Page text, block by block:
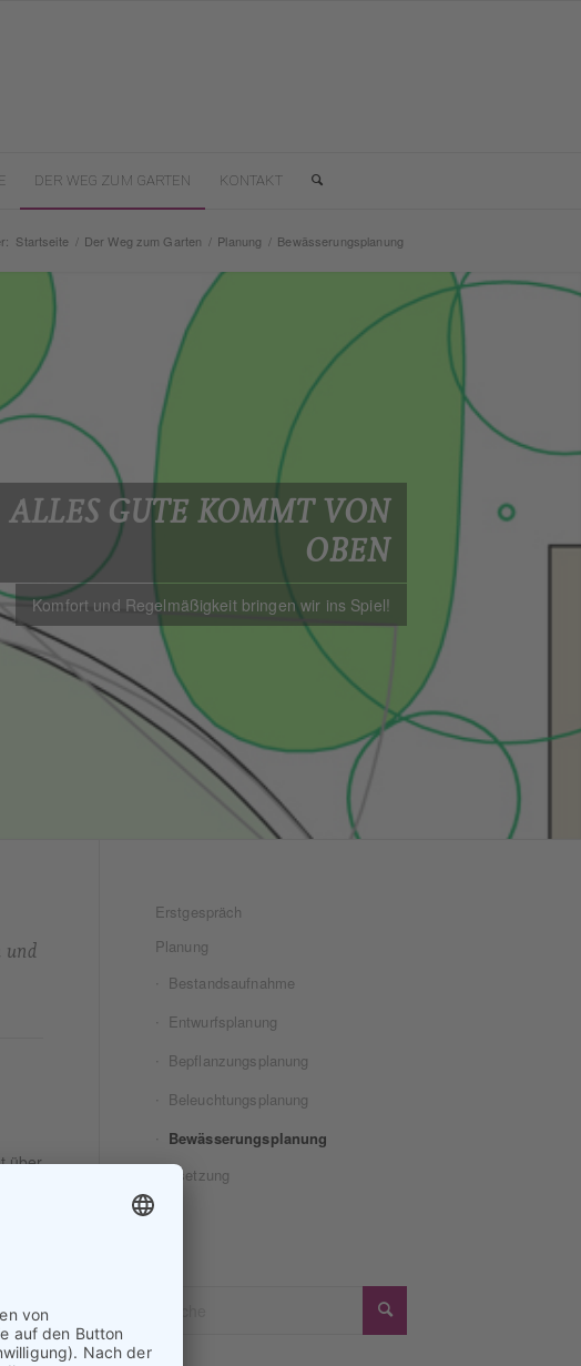
DER WEG ZUM GARTEN KONTAKT
Startseite / Der Weg zum Garten / Planung / Bewässerungsplanung
ALLES GUTE KOMMT VON
OBEN
Komfort und Regelmäßigkeit bringen wir ins Spiel!
und
über
Luft
Erstgespräch
Planung
Bestandsaufnahme
Entwurfsplanung
Bepflanzungsplanung
Beleuchtungsplanung
Bewässerungsplanung
Umsetzung